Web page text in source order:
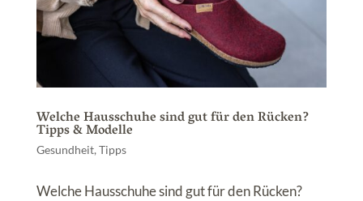
Welche Hausschuhe sind gut für den Rücken?
Tipps & Modelle
Gesundheit, Tipps
Welche Hausschuhe sind gut für den Rücken?